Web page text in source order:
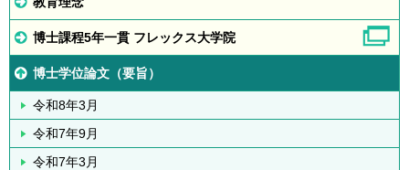
博士課程5年一貫 フレックス大学院
博士学位論文（要旨）
令和8年3月
令和7年9月
令和7年3月